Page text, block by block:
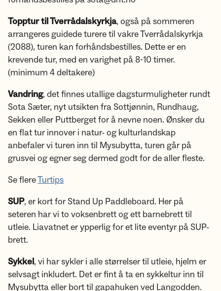
Topptur til Tverrådalskyrkja, også på sommeren
arrangeres guidede turere til vakre Tverrådalskyrkja
(2088), turen kan forhåndsbestilles. Dette er en
krevende tur, med en varighet på 8-10 timer.
(minimum 4 deltakere)
Vandring, det finnes utallige dagsturmuligheter rundt
Sota Sæter, nyt utsikten fra Sottjønnin, Rundhaug,
Sekken eller Puttberget for å nevne noen. Ønsker du
en flat tur innover i natur- og kulturlandskap
anbefaler vi turen inn til Mysubytta, turen går på
grusvei og egner seg dermed godt for de aller fleste.
Se flereTurtips
SUP, er kort for Stand Up Paddleboard. Her på
seteren har vi to voksenbrett og ett barnebrett til
utleie. Liavatnet er ypperlig for et lite eventyr på SUP-
brett.
Sykkel, vi har sykler i alle størrelser til utleie, hjelm er
selvsagt inkludert. Det er fint å ta en sykkeltur inn til
Mysubytta eller bort til gapahuken ved Langodden.